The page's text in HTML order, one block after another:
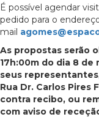
É possível agendar
pedido para o
mail
As propostas serão
17h:00m do dia 8
seus
Rua Dr. Carlos Pires
contra recibo, ou
com aviso de